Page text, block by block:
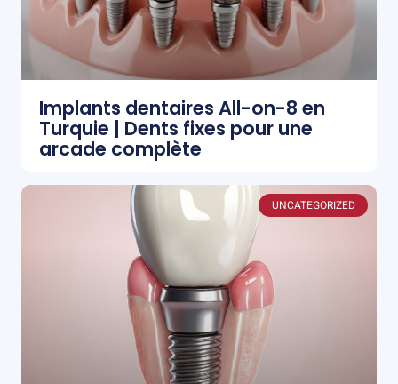
Implants dentaires All-on-8 en
Turquie | Dents fixes pour une
arcade complète
UNCATEGORIZED